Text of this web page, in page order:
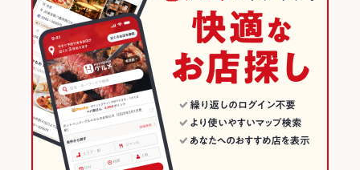
徳島駅 × 居酒屋
徳島駅 × 創作
徳島駅 × 和風
徳島 × 居酒屋
徳島 × 創作
徳島 × 和風
徳島市・徳島市周辺部のグルメランキング
徳島市・徳島市周辺部の居酒屋ランキング
秋田町のグルメランキング
秋田町の居酒屋ランキング